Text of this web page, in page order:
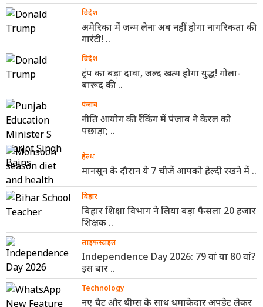
विदेश
अमेरिका में जन्म लेना अब नहीं होगा नागरिकता की
गारंटी! ..
विदेश
ट्रंप का बड़ा दावा, जल्द खत्म होगा युद्ध! गोला-
बारूद की ..
पंजाब
नीति आयोग की रैंकिंग में पंजाब ने केरल को
पछाड़ा; ..
हेल्थ
मानसून के दौरान ये 7 चीजें आपको हेल्दी रखने में ..
बिहार
बिहार शिक्षा विभाग ने लिया बड़ा फैसला 20 हजार
शिक्षक ..
लाइफस्टाइल
Independence Day 2026: 79 वां या 80 वां?
इस बार ..
Technology
नए चैट और थीम्स के साथ धमाकेदार अपडेट लेकर